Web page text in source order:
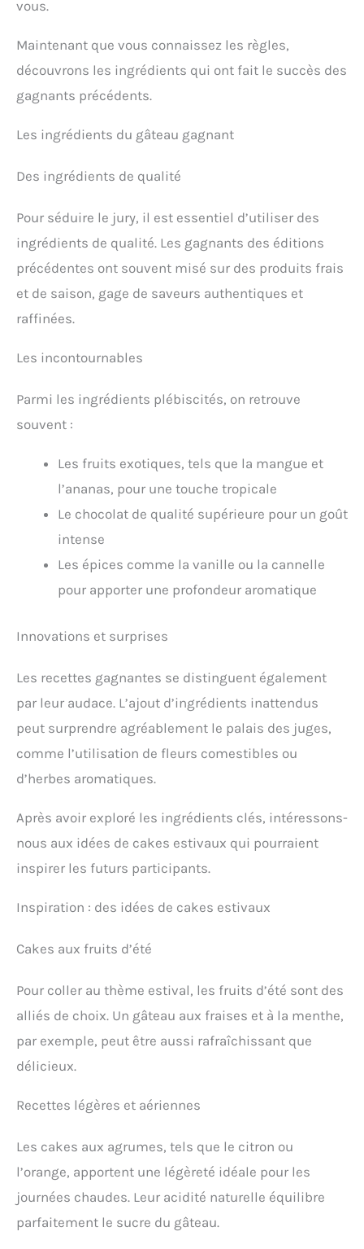
vous.
Maintenant que vous connaissez les règles,
découvrons les ingrédients qui ont fait le succès des
gagnants précédents.
Les ingrédients du gâteau gagnant
Des ingrédients de qualité
Pour séduire le jury, il est essentiel d’utiliser des
ingrédients de qualité. Les gagnants des éditions
précédentes ont souvent misé sur des produits frais
et de saison, gage de saveurs authentiques et
raffinées.
Les incontournables
Parmi les ingrédients plébiscités, on retrouve
souvent :
Les fruits exotiques, tels que la mangue et
l’ananas, pour une touche tropicale
Le chocolat de qualité supérieure pour un goût
intense
Les épices comme la vanille ou la cannelle
pour apporter une profondeur aromatique
Innovations et surprises
Les recettes gagnantes se distinguent également
par leur audace. L’ajout d’ingrédients inattendus
peut surprendre agréablement le palais des juges,
comme l’utilisation de fleurs comestibles ou
d’herbes aromatiques.
Après avoir exploré les ingrédients clés, intéressons-
nous aux idées de cakes estivaux qui pourraient
inspirer les futurs participants.
Inspiration : des idées de cakes estivaux
Cakes aux fruits d’été
Pour coller au thème estival, les fruits d’été sont des
alliés de choix. Un gâteau aux fraises et à la menthe,
par exemple, peut être aussi rafraîchissant que
délicieux.
Recettes légères et aériennes
Les cakes aux agrumes, tels que le citron ou
l’orange, apportent une légèreté idéale pour les
journées chaudes. Leur acidité naturelle équilibre
parfaitement le sucre du gâteau.